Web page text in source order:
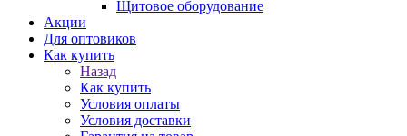
Щитовое оборудование
Акции
Для оптовиков
Как купить
Назад
Как купить
Условия оплаты
Условия доставки